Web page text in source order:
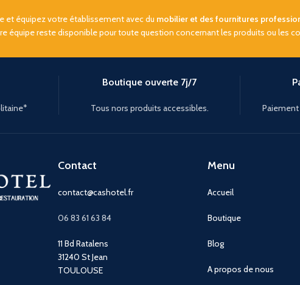
et équipez votre établissement avec du mobilier et des fournitures
équipe reste disponible pour toute question concernant les produits ou les
Boutique ouverte 7j/7
Tous nors produits accessibles. Paiement
Contact
contact@cashotel.fr
06 83 61 63 84
11 Bd Ratalens
31240 St Jean
TOULOUSE
Menu
Accueil
Boutique
Blog
A propos de nous